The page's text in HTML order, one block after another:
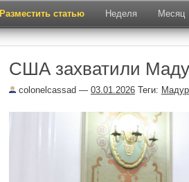
Разместить статью Неделя Месяц
США захватили
colonelcassad — 03.01.2026 Теги: